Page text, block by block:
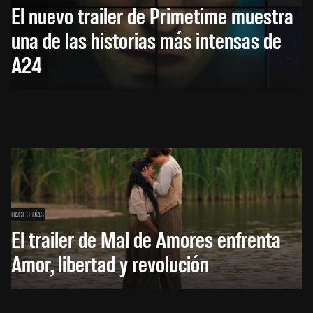
El nuevo trailer de Primetime muestra
una de las historias más intensas de
A24
HACE 3 DÍAS
El trailer de Mal de Amores enfrenta
Amor, libertad y revolución